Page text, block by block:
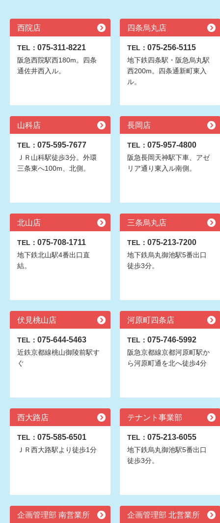
西院店
TEL： 075-311-8221
阪急西院駅西180m。四条
通佐井西入ル。
四条烏丸店
TEL： 075-256-5115
地下鉄四条駅・阪急烏丸駅
西200m。四条通新町東入
ル。
山科店
TEL： 075-595-7677
ＪＲ山科駅徒歩3分。外環
三条東へ100m、北側。
長岡店
TEL： 075-957-4800
阪急長岡天神駅下車、アゼ
リア通り東入ル南側。
北山店
TEL： 075-708-1711
地下鉄北山駅4番出口直
結。
三条烏丸店
TEL： 075-213-7200
地下鉄烏丸御池駅5番出口
徒歩3分。
伏見桃山店
TEL： 075-644-5463
近鉄京都線桃山御陵前駅す
ぐ
河原町四条店
TEL： 075-746-5992
阪急京都線京都河原町駅か
ら河原町通を北へ徒歩4分
西大路店
TEL： 075-585-6501
ＪＲ西大路駅より徒歩1分
テナント事業部
TEL： 075-213-6055
地下鉄烏丸御池駅5番出口
徒歩3分。
企画管理部 南営業所 企画管理部 北営業所